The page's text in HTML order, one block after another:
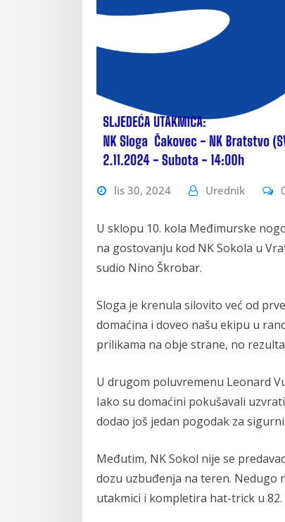
lis 30, 2024 Urednik
U sklopu 10. kola Međimurske
na gostovanju kod NK Sokola u
sudio Nino Škrobar.
Sloga je krenula silovito već od
domaćina i doveo našu ekipu u
prilikama na obje strane, no
U drugom poluvremenu Leonard
Iako su domaćini pokušavali
dodao još jedan pogodak za
Međutim, NK Sokol nije se
dozu uzbuđenja na teren. Nedugo
utakmici i kompletira hat-trick u